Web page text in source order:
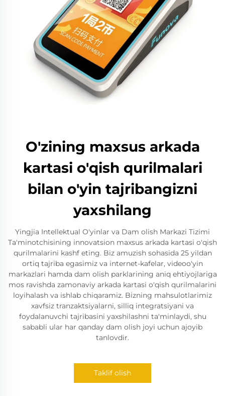
O'zining maxsus arkada
kartasi o'qish qurilmalari
bilan o'yin tajribangizni
yaxshilang
Yingjia Intellektual O'yinlar va Dam olish Markazi Tizimi
Ta'minotchisining innovatsion maxsus arkada kartasi o'qish
qurilmalarini kashf eting. Biz amuzish sohasida 25 yildan
ortiq tajriba egasimiz va internet-kafelar, videoo'yin
markazlari hamda dam olish parklarining aniq ehtiyojlariga
mos ravishda zamonaviy arkada kartasi o'qish qurilmalarini
loyihalash va ishlab chiqaramiz. Bizning mahsulotlarimiz
xavfsiz tranzaktsiyalarni, silliq integratsiyani va
foydalanuvchi tajribasini yaxshilashni ta'minlaydi, shu
sababli ular har qanday dam olish joyi uchun ajoyib
tanlovdir.
Taklif olish